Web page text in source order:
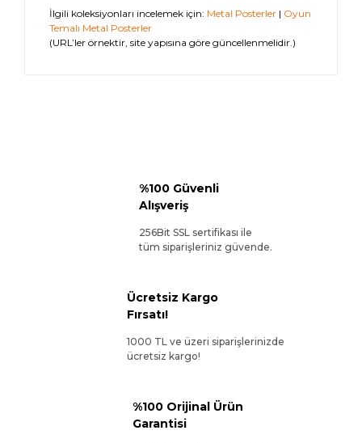
İlgili koleksiyonları incelemek için: Metal Posterler | Oyun
Temalı Metal Posterler
(URL’ler örnektir, site yapısına göre güncellenmelidir.)
%100 Güvenli
Alışveriş
256Bit SSL sertifikası ile
tüm siparişleriniz güvende.
Ücretsiz Kargo
Fırsatı!
1000 TL ve üzeri siparişlerinizde
ücretsiz kargo!
%100 Orijinal Ürün
Garantisi